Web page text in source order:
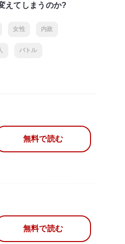
えてしまうのか?
女性 内政
バトル
無料で読む
無料で読む